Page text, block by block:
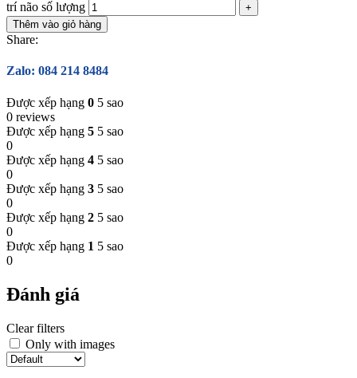
trí não số lượng
Thêm vào giỏ hàng
Share:
Zalo: 084 214 8484
Được xếp hạng 0 5 sao
0 reviews
Được xếp hạng 5 5 sao
0
Được xếp hạng 4 5 sao
0
Được xếp hạng 3 5 sao
0
Được xếp hạng 2 5 sao
0
Được xếp hạng 1 5 sao
0
Đánh giá
Clear filters
Only with images